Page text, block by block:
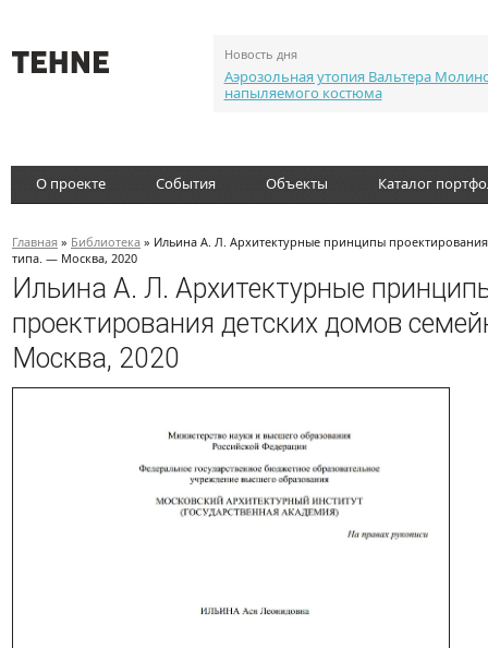
Новость дня
Аэрозольная утопия Вальтера
напыляемого костюма
О проекте События Объекты Каталог
Главная » Библиотека » Ильина А. Л. Архитектурные принципы
типа. — Москва, 2020
Ильина А. Л. Архитектурные
проектирования детских домов
Москва, 2020